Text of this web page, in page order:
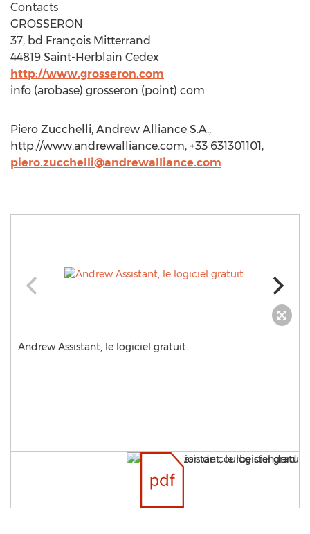
Contacts
GROSSERON
37, bd François Mitterrand
44819 Saint-Herblain Cedex
http://www.grosseron.com
info (arobase) grosseron (point) com
Piero Zucchelli, Andrew Alliance S.A.,
http://www.andrewalliance.com, +33 631301101,
piero.zucchelli@andrewalliance.com
Andrew Assistant, le logiciel gratuit.